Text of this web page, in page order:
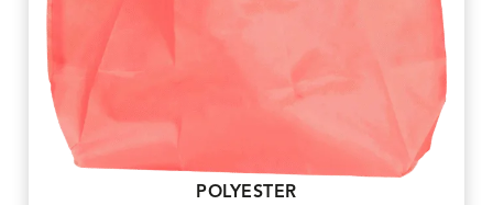
POLYESTER